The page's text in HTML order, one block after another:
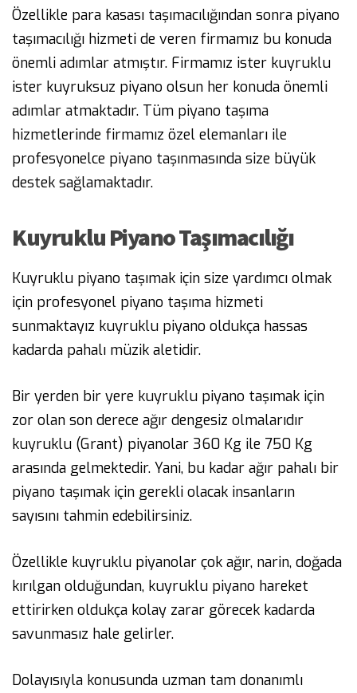
Özellikle para kasası taşımacılığından sonra piyano
taşımacılığı hizmeti de veren firmamız bu konuda
önemli adımlar atmıştır. Firmamız ister kuyruklu
ister kuyruksuz piyano olsun her konuda önemli
adımlar atmaktadır. Tüm piyano taşıma
hizmetlerinde firmamız özel elemanları ile
profesyonelce piyano taşınmasında size büyük
destek sağlamaktadır.
Kuyruklu Piyano Taşımacılığı
Kuyruklu piyano taşımak için size yardımcı olmak
için profesyonel piyano taşıma hizmeti
sunmaktayız kuyruklu piyano oldukça hassas
kadarda pahalı müzik aletidir.
Bir yerden bir yere kuyruklu piyano taşımak için
zor olan son derece ağır dengesiz olmalarıdır
kuyruklu (Grant) piyanolar 360 Kg ile 750 Kg
arasında gelmektedir. Yani, bu kadar ağır pahalı bir
piyano taşımak için gerekli olacak insanların
sayısını tahmin edebilirsiniz.
Özellikle kuyruklu piyanolar çok ağır, narin, doğada
kırılgan olduğundan, kuyruklu piyano hareket
ettirirken oldukça kolay zarar görecek kadarda
savunmasız hale gelirler.
Dolayısıyla konusunda uzman tam donanımlı